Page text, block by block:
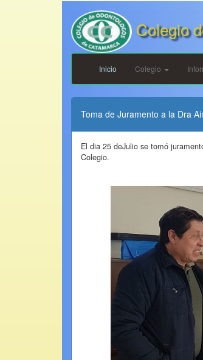
Colegio
Inicio Colegio
Toma de Juramento a la Dra
El dia 25 deJulio se tomó
Colegio.